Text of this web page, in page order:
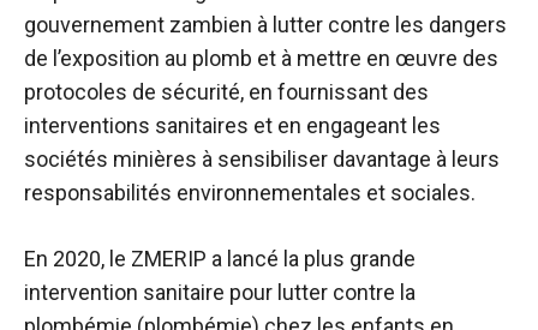
gouvernement zambien à lutter contre les dangers
de l’exposition au plomb et à mettre en œuvre des
protocoles de sécurité, en fournissant des
interventions sanitaires et en engageant les
sociétés minières à sensibiliser davantage à leurs
responsabilités environnementales et sociales.
En 2020, le ZMERIP a lancé la plus grande
intervention sanitaire pour lutter contre la